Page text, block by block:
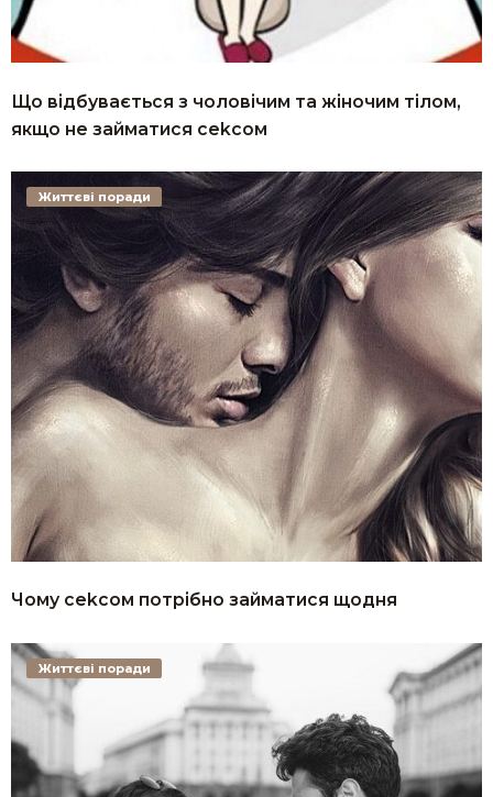
Що відбувається з чоловічим та жіночим тілом,
якщо не займатися сеkcoм
Чому сеkсом потрібно займатися щодня
Життєві поради
Життєві поради